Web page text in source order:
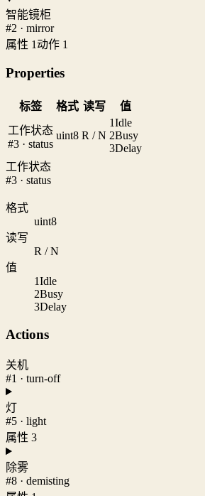
智能镜柜
#2 · mirror
属性 1动作 1
Properties
标签 格式 读写
值
工作状态
#3 · status
uint8 R / N
1Idle
2Busy
3Delay
工作状态
#3 · status
格式
uint8
读写
R / N
值
1Idle
2Busy
3Delay
Actions
关机
#1 · turn-off
灯
#5 · light
属性 3
除雾
#8 · demisting